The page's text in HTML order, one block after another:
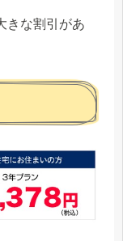
きな割引があ